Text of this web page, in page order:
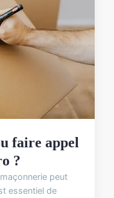
faire appel
?
peut
essentiel de